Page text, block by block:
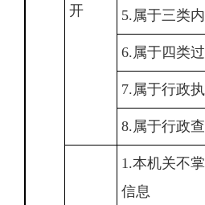
开
5.属于三类
6.属于四类
7.属于行政
8.属于行政
1.本机关不
信息